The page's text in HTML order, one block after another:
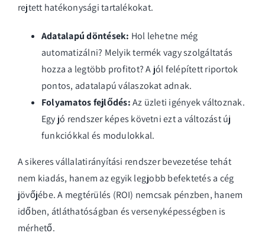
rejtett hatékonysági tartalékokat.
Adatalapú döntések: Hol lehetne még
automatizálni? Melyik termék vagy szolgáltatás
hozza a legtöbb profitot? A jól felépített riportok
pontos, adatalapú válaszokat adnak.
Folyamatos fejlődés:Az üzleti igények változnak.
Egy jó rendszer képes követni ezt a változást új
funkciókkal és modulokkal.
A sikeres vállalatirányítási rendszer bevezetése tehát
nem kiadás, hanem az egyik legjobb befektetés a cég
jövőjébe. A megtérülés (ROI) nemcsak pénzben, hanem
időben, átláthatóságban és versenyképességben is
mérhető.